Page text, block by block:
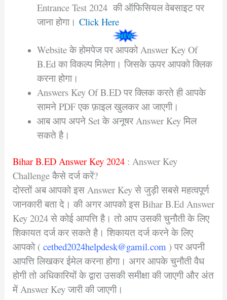
Entrance Test 2024 की ऑफिसियल वेबसाइट पर
जाना होगा। Click Here
Website के होमपेज पर आपको Answer Key Of
B.Ed का विकल्प मिलेगा। जिसके ऊपर आपको क्लिक
करना होगा।
Answers Key Of B.ED पर क्लिक करते ही आपके
सामने PDF एक फ़ाइल खुलकर आ जाएगी।
आब आप अपने Set के अनूषर Answer Key मिल
सकते है।
Bihar B.ED Answer Key 2024: Answer Key
Challenge कैसे दर्ज करें?
दोस्तों अब आपको इस Answer Key से जुड़ी सबसे महत्वपूर्ण
जानकारी बता दे। की अगर आपको इस Bihar B.Ed Answer
Key 2024 से कोई आपत्ति है। तो आप उसकी चुनौती के लिए
शिकायत दर्ज कर सकते है। शिकायत दर्ज करने के लिए
आपको ( cetbed2024helpdesk@gamil.com ) पर अपनी
आपत्ति लिखकर ईमेल करना होगा। अगर आपके चुनौती वैध
होगी तो अधिकारियों के द्वारा उसकी समीक्षा की जाएगी और अंत
में Answer Key जारी की जाएगी।